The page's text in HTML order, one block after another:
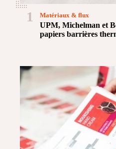
1
UPM, Michelman et
papiers barrières
Matériaux & flux